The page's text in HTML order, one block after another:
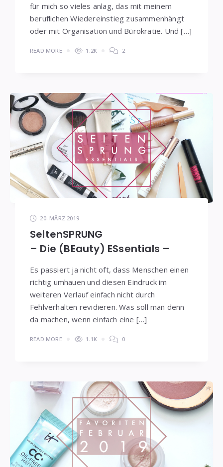
für mich so vieles anlag, das mit meinem
beruflichen Wiedereinstieg zusammenhängt
oder mit Organisation und Bürokratie. Und […]
READ MORE 1.2K 2
20. MÄRZ 2019
SeitenSPRUNG
– Die (BEauty) ESsentials –
Es passiert ja nicht oft, dass Menschen einen
richtig umhauen und diesen Eindruck im
weiteren Verlauf einfach nicht durch
Fehlverhalten revidieren. Was soll man denn
da machen, wenn einfach eine […]
READ MORE 1.1K 0